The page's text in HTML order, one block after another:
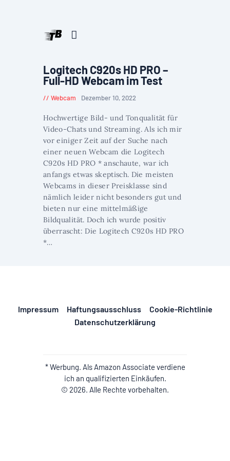
Logitech C920s HD PRO –
Full-HD Webcam im Test
Webcam Dezember 10, 2022
Hochwertige Bild- und Tonqualität für
Video-Chats und Streaming. Als ich mir
vor einiger Zeit auf der Suche nach
einer neuen Webcam die Logitech
C920s HD PRO * anschaute, war ich
anfangs etwas skeptisch. Die meisten
Webcams in dieser Preisklasse sind
nämlich leider nicht besonders gut und
bieten nur eine mittelmäßige
Bildqualität. Doch ich wurde positiv
überrascht: Die Logitech C920s HD PRO
*…
Impressum Haftungsausschluss
Cookie-Richtlinie
Datenschutzerklärung
* Werbung. Als Amazon Associate verdiene
ich an qualifizierten Einkäufen.
© 2026. Alle Rechte vorbehalten.